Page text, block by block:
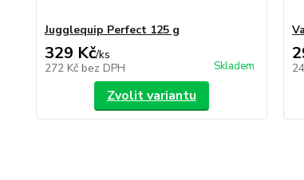
Jugglequip Perfect 125 g
329 Kč/ks
272 Kč bez DPH Skladem
Zvolit variantu